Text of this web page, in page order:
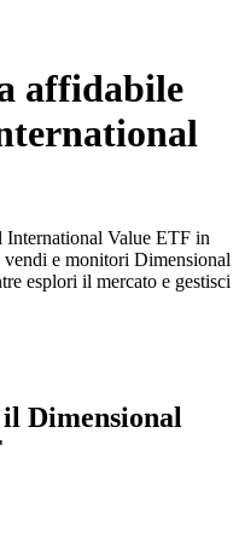
affidabile
International Value ETF in
e monitori Dimensional
esplori il mercato e gestisci
Dimensional